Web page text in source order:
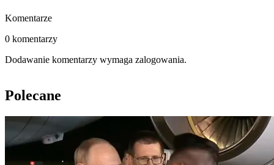
Komentarze
0 komentarzy
Dodawanie komentarzy wymaga zalogowania.
Polecane